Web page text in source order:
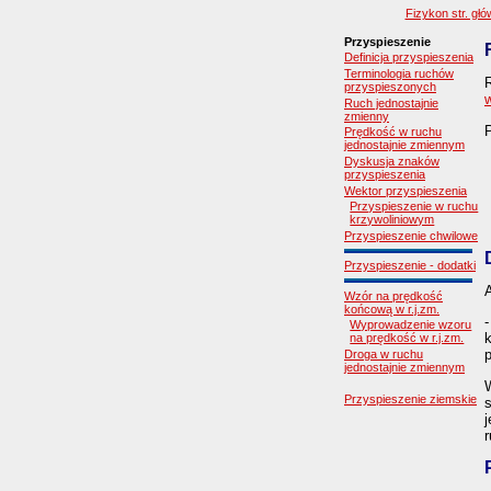
Fizykon str.
Przyspieszenie
Definicja przyspieszenia
Terminologia ruchów
przyspieszonych
Ruch jednostajnie
zmienny
Prędkość w ruchu
jednostajnie zmiennym
Dyskusja znaków
przyspieszenia
Wektor przyspieszenia
Przyspieszenie w ruchu
krzywoliniowym
Przyspieszenie chwilowe
Przyspieszenie - dodatki
Wzór na prędkość
końcową w r.j.zm.
Wyprowadzenie wzoru
na prędkość w r.j.zm.
Droga w ruchu
jednostajnie zmiennym
Przyspieszenie ziemskie